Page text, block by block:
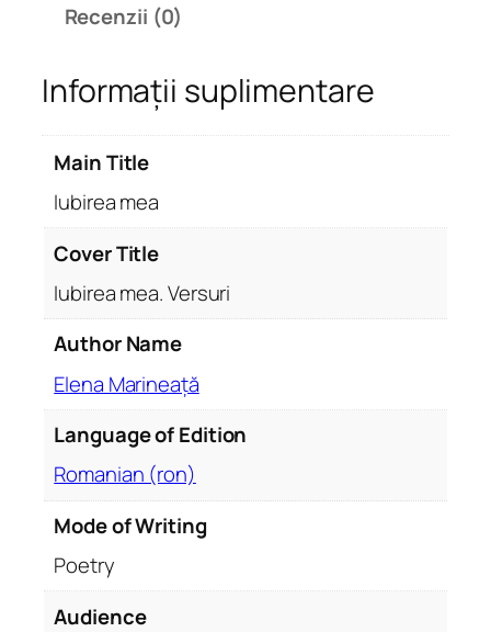
b
i
r
m
s
i
Recenzii (0)
Informații suplimentare
Main Title
Iubirea mea
Cover Title
Iubirea mea. Versuri
Author Name
Elena Marineață
Language of Edition
Romanian (ron)
Mode of Writing
Poetry
Audience